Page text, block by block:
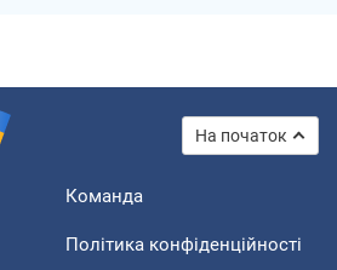
На початок
Команда
Політика конфіденційності